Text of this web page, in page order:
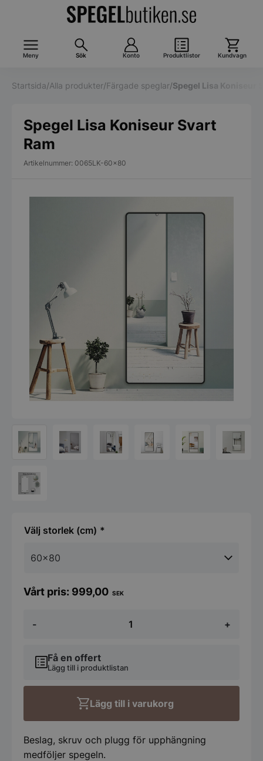
Meny Sök Konto Produktlistor Kundvagn
Startsida/Alla produkter/Färgade speglar/Spegel Lisa Koniseur
Spegel Lisa Koniseur Svart
Ram
Artikelnummer: 0065LK-60x80
storlek (cm)
-
Lisa
Ram
mängd
+
999,00 SEK
Få en offert
Lägg till i produktlistan
Lägg till i varukorg
Beslag, skruv och plugg för upphängning
medföljer spegeln.